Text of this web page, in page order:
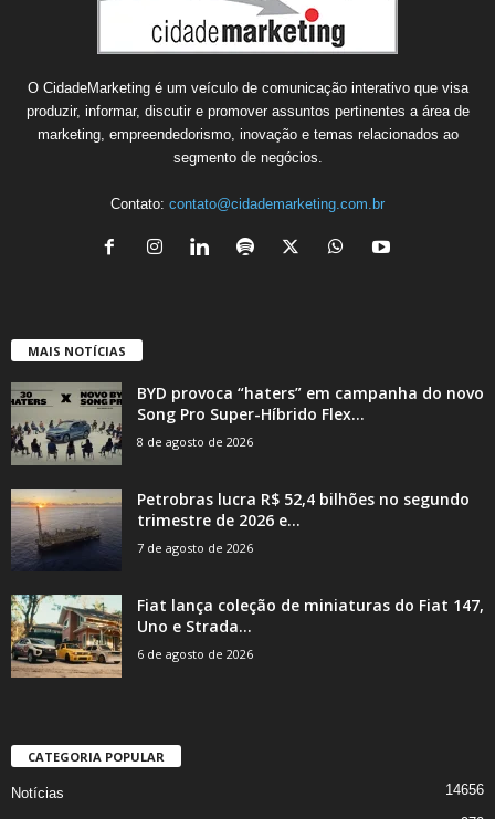
O CidadeMarketing é um veículo de comunicação interativo que visa
produzir, informar, discutir e promover assuntos pertinentes a área de
marketing, empreendedorismo, inovação e temas relacionados ao
segmento de negócios.
Contato: contato@cidademarketing.com.br
MAIS NOTÍCIAS
BYD provoca “haters” em campanha do novo
Song Pro Super-Híbrido Flex...
8 de agosto de 2026
Petrobras lucra R$ 52,4 bilhões no segundo
trimestre de 2026 e...
7 de agosto de 2026
Fiat lança coleção de miniaturas do Fiat 147,
Uno e Strada...
6 de agosto de 2026
CATEGORIA POPULAR
Notícias 14656